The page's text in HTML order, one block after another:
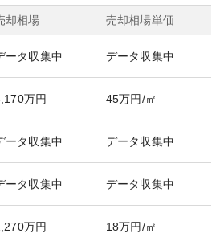
却相場 売却相場単価
ータ収集中 データ収集中
万円 45万円/㎡
ータ収集中 データ収集中
ータ収集中 データ収集中
万円 18万円/㎡